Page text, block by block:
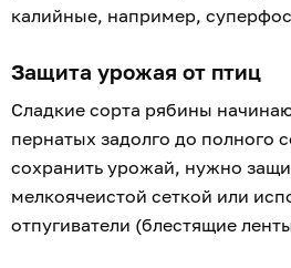
калийные, например,
Защита урожая от птиц
Сладкие сорта рябины
пернатых задолго до полного
сохранить урожай, нужно
мелкоячеистой сеткой или
отпугиватели (блестящие